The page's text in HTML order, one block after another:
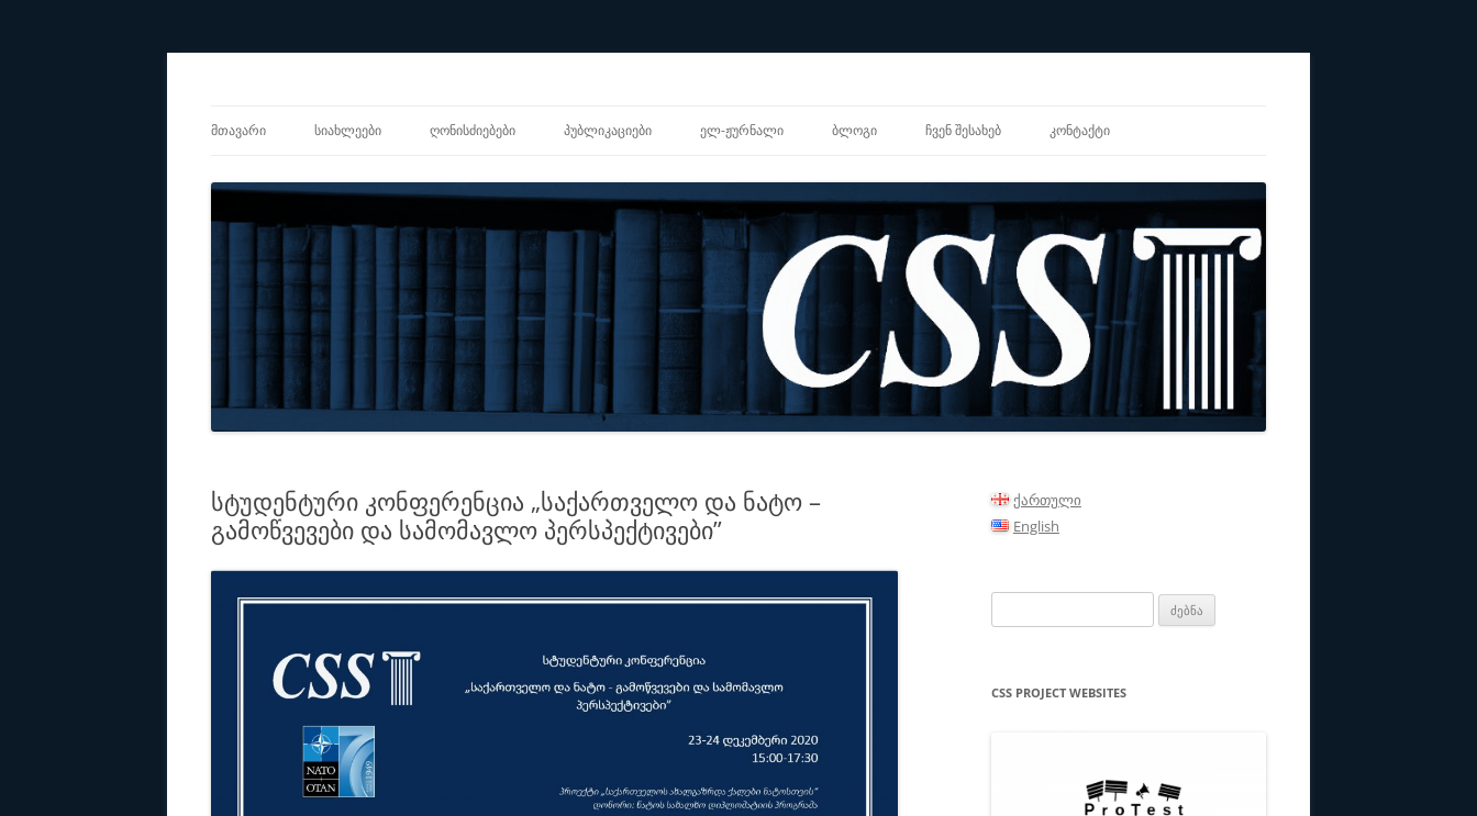
გადასვლა
ᲛᲗᲐᲕᲐᲠᲘ ᲡᲘᲐᲮᲚᲔᲔᲑᲘ ᲦᲝᲜᲘᲡᲫᲘᲔᲑᲔᲑᲘ ᲞᲣᲑᲚᲘᲙᲐᲪᲘᲔᲑᲘ
ᲐᲜᲐᲚᲘᲢᲘᲙᲣᲠᲘ ᲜᲐᲨᲠᲝᲛᲔᲑᲘ
ᲬᲘᲒᲜᲔᲑᲘ
ᲒᲐᲕᲠᲪᲝᲑᲘᲚᲘ ᲡᲘᲚᲐᲑᲣᲡᲔᲑᲘ
ᲔᲚ-ᲟᲣᲠᲜᲐᲚᲘ ᲑᲚᲝᲒᲘ ᲩᲕᲔᲜ ᲨᲔᲡᲐᲮᲔᲑ
ᲝᲠᲒᲐᲜᲘᲖᲐᲪᲘᲘᲡ CV
ᲪᲔᲜᲢᲠᲘᲡ ᲡᲐᲑᲭᲝ
ᲒᲔᲜᲓᲔᲠᲣᲚᲘ ᲗᲐᲜᲐᲡᲬᲝᲠᲝᲑᲘᲡ
ᲒᲔᲒᲛᲐ
ᲠᲔᲡᲣᲠᲡᲔᲑᲘ
ᲔᲚᲔᲥᲢᲠᲝᲜᲣᲚᲘ ᲚᲔᲥᲡᲘᲙᲝᲜᲘ-
ᲓᲝᲜᲝᲠᲔᲑᲘ/ᲞᲐᲠᲢᲜᲘᲝᲠᲔᲑᲘ
ᲙᲝᲜᲢᲐᲥᲢᲘ
სტუდენტური კონფერენცია „საქართველო და ნატო –
გამოწვევები და სამომავლო პერსპექტივები”
ქართული
English
CSS PROJECT WEBSITES